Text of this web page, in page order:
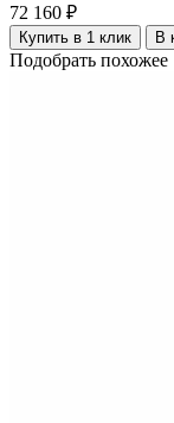
72 160 ₽
Купить в 1 клик В
Подобрать похожее